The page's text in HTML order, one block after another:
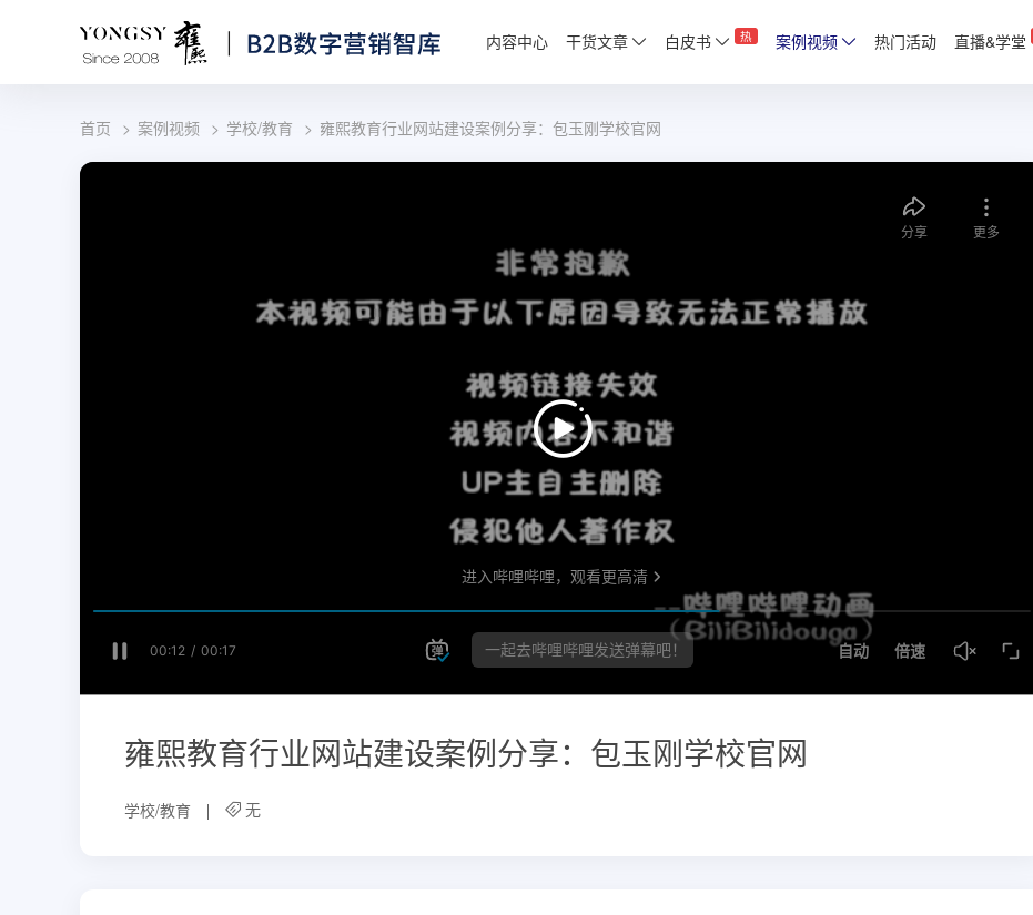
内容中心 干货文章 白皮书 热 案例视频 热门活动 直播&学堂
首页 案例视频 学校/教育 雍熙教育行业网站建设案例分享：包玉刚学校官网
雍熙教育行业网站建设案例分享：包玉刚学校官网
学校/教育 无